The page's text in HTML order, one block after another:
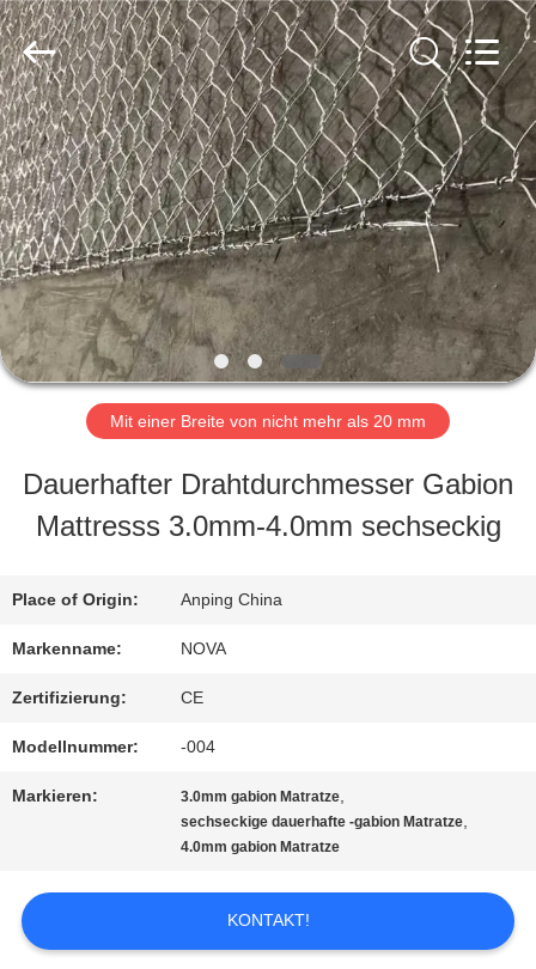
ZU
HAUSE
PRODUKTE
VIDEOS
SHOW
ÜBER
UNS
QUALITÄTSKONTROLLE
KONTAKT
MIT
Nova
Metal
Wire
Mesh
Products
Co.,
Ltd..
All
Rights
Reserved.
Mit einer Breite von nicht mehr als 20 mm
Dauerhafter Drahtdurchmesser Gabion
Mattresss 3.0mm-4.0mm sechseckig
Place of Origin: Anping China
Markenname: NOVA
Zertifizierung: CE
Modellnummer: -004
Markieren: 3.0mm gabion Matratze,
sechseckige dauerhafte -gabion Matratze,
4.0mm gabion Matratze
KONTAKT!